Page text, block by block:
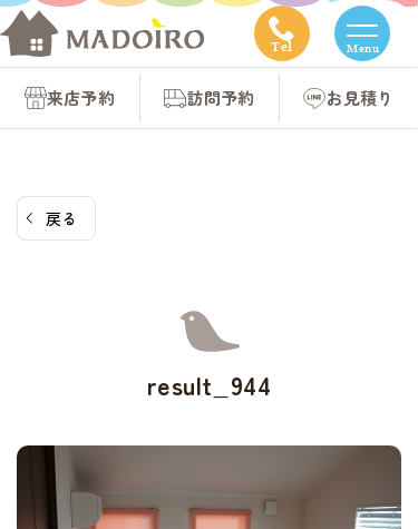
コ
ン
Tel Menu
来店予約 訪問予約 お見積り
戻る
result_944